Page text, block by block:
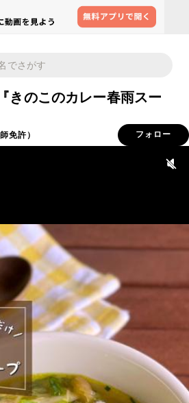
きのこのカレー春雨スー
免許） フォロー